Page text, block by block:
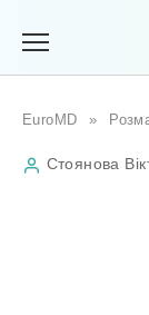
EuroMD »
Стоянова